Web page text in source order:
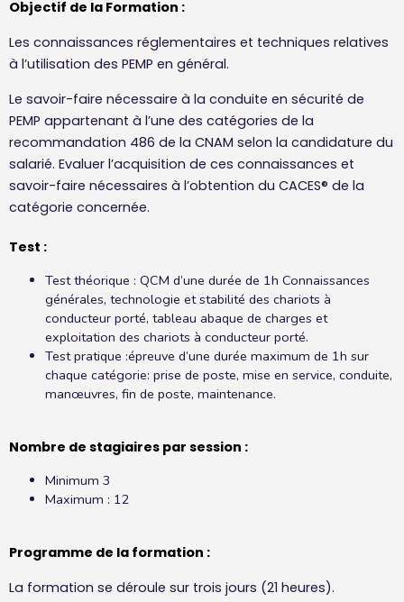
Objectif de la Formation :
Les connaissances réglementaires et techniques relatives
à l’utilisation des PEMP en général.
Le savoir-faire nécessaire à la conduite en sécurité de
PEMP appartenant à l’une des catégories de la
recommandation 486 de la CNAM selon la candidature du
salarié. Evaluer l’acquisition de ces connaissances et
savoir-faire nécessaires à l’obtention du CACES® de la
catégorie concernée.
Test :
Test théorique : QCM d’une durée de 1h Connaissances
générales, technologie et stabilité des chariots à
conducteur porté, tableau abaque de charges et
exploitation des chariots à conducteur porté.
Test pratique :épreuve d’une durée maximum de 1h sur
chaque catégorie: prise de poste, mise en service, conduite,
manœuvres, fin de poste, maintenance.
Nombre de stagiaires par session :
Minimum 3
Maximum : 12
Programme de la formation :
La formation se déroule sur trois jours (21 heures).